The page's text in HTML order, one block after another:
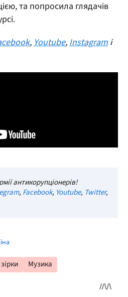
та попросила глядачів
,Youtube,Instagram і
антикорупціонерів!
, Facebook, Youtube, Twitter,
Музика